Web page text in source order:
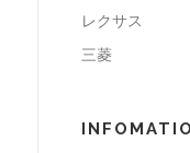
レクサス
三菱